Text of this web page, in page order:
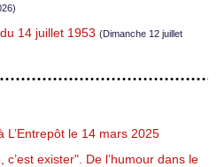
14 juillet 1953 (Dimanche 12 juillet
L’Entrepôt le 14 mars 2025
c’est exister". De l’humour dans le